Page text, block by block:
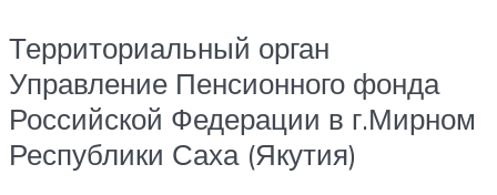
Территориальный орган
Управление Пенсионного фонда
Российской Федерации в г.Мирном
Республики Саха (Якутия)